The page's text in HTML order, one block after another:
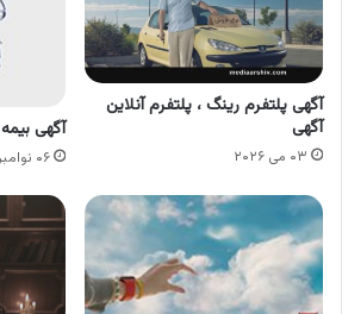
آگهی پلتفرم رینگ ، پلتفرم آنلاین
آگهی
۰۳ می ۲۰۲۶
آگهی
۰۶ نوامبر ۲۰۲۴